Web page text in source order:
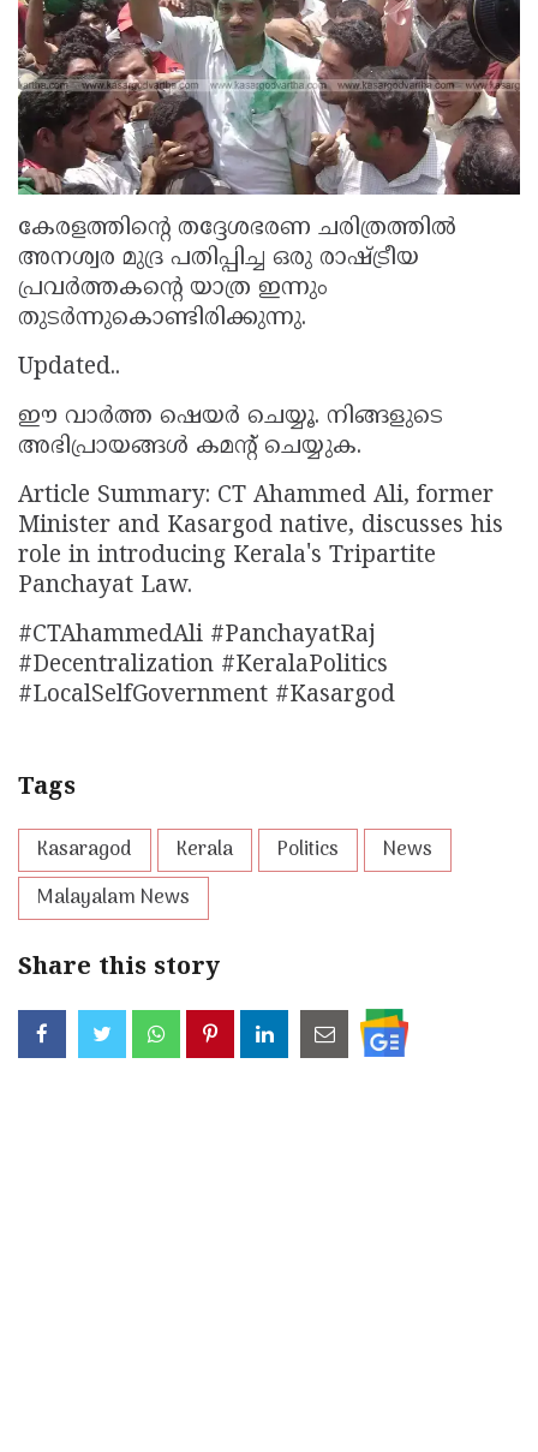
കേരളത്തിന്റെ തദ്ദേശഭരണ ചരിത്രത്തിൽ
അനശ്വര മുദ്ര പതിപ്പിച്ച ഒരു രാഷ്ട്രീയ
പ്രവർത്തകന്റെ യാത്ര ഇന്നും
തുടർന്നുകൊണ്ടിരിക്കുന്നു.
Updated..
ഈ വാർത്ത ഷെയർ ചെയ്യൂ. നിങ്ങളുടെ
അഭിപ്രായങ്ങൾ കമൻ്റ് ചെയ്യുക.
Article Summary: CT Ahammed Ali, former
Minister and Kasargod native, discusses his
role in introducing Kerala's Tripartite
Panchayat Law.
#CTAhammedAli #PanchayatRaj
#Decentralization #KeralaPolitics
#LocalSelfGovernment #Kasargod
Tags
Kasaragod Kerala Politics
News
Malayalam News
Share this story